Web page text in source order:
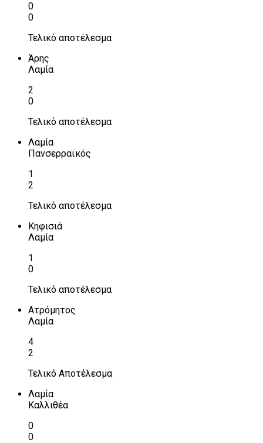
0
0
Τελικό αποτέλεσμα
Άρης
Λαμία
2
0
Τελικό αποτέλεσμα
Λαμία
Πανσερραϊκός
1
2
Τελικό αποτέλεσμα
Κηφισιά
Λαμία
1
0
Τελικό αποτέλεσμα
Ατρόμητος
Λαμία
4
2
Τελικό Αποτέλεσμα
Λαμία
Καλλιθέα
0
0